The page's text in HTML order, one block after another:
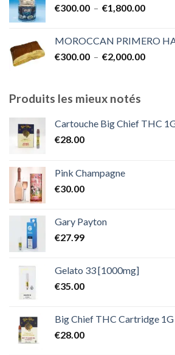
à
€300.00 – €1,800.00Plage
à
MOROCCAN PRIMERO
€300.00 – €2,000.00Plage
Produits les mieux notés
Cartouche Big Chief THC
€28.00
Pink Champagne
€30.00
Gary Payton
€27.99
Gelato 33 [1000mg]
€35.00
Big Chief THC Cartridge
€28.00